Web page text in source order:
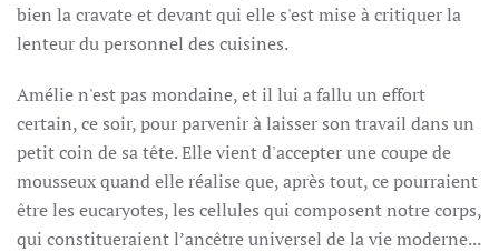
bien la cravate et devant qui elle s'est mise à critiquer la
lenteur du personnel des cuisines.
Amélie n'est pas mondaine, et il lui a fallu un effort
certain, ce soir, pour parvenir à laisser son travail dans un
petit coin de sa tête. Elle vient d'accepter une coupe de
mousseux quand elle réalise que, après tout, ce pourraient
être les eucaryotes, les cellules qui composent notre corps,
qui constitueraient l’ancêtre universel de la vie moderne...